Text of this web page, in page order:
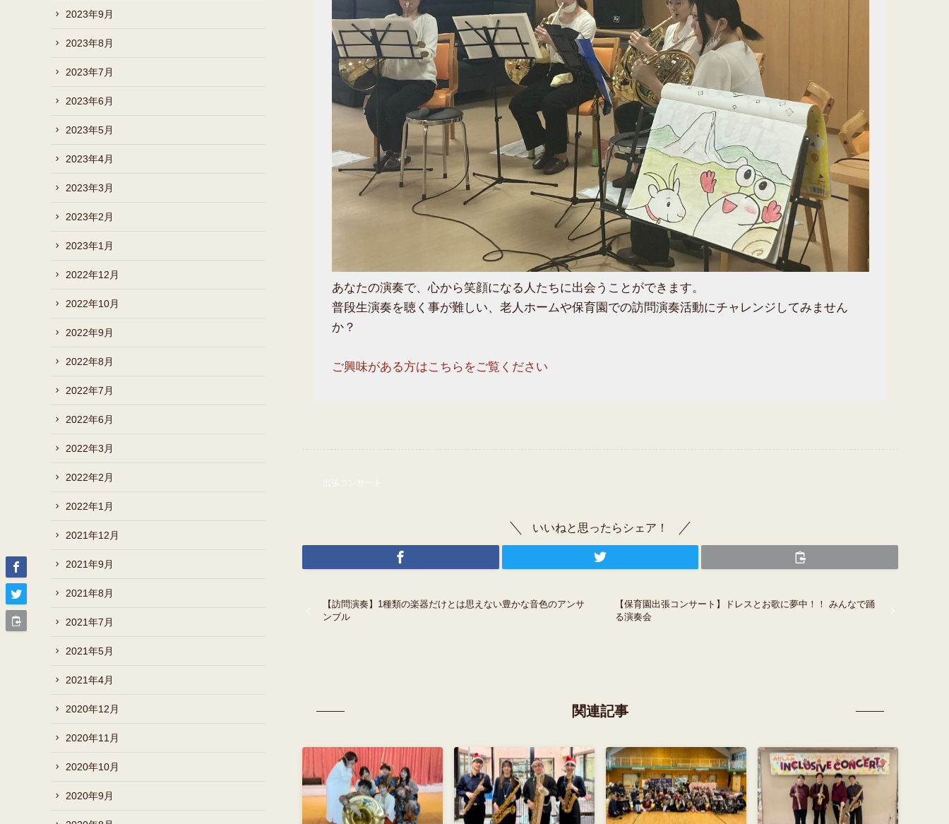
あなたの演奏で、心から笑顔になる人たちに出会うことができます。
普段生演奏を聴く事が難しい、老人ホームや保育園での訪問演奏活動にチャレンジしてみません
か？
ご興味がある方はこちらをご覧ください
出張コンサート
いいねと思ったらシェア！
【訪問演奏】1種類の楽器だけとは思えない豊かな音色のアンサ
ンブル
【保育園出張コンサート】ドレスとお歌に夢中！！ みんなで踊
る演奏会
関連記事
2023年9月
2023年8月
2023年7月
2023年6月
2023年5月
2023年4月
2023年3月
2023年2月
2023年1月
2022年12月
2022年10月
2022年9月
2022年8月
2022年7月
2022年6月
2022年3月
2022年2月
2022年1月
2021年12月
2021年9月
2021年8月
2021年7月
2021年5月
2021年4月
2020年12月
2020年11月
2020年10月
2020年9月